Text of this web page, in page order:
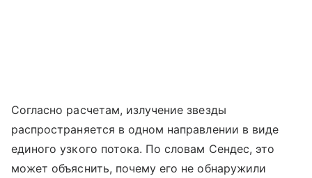
Согласно расчетам, излучение звезды
распространяется в одном направлении в виде
единого узкого потока. По словам Сендес, это
может объяснить, почему его не обнаружили